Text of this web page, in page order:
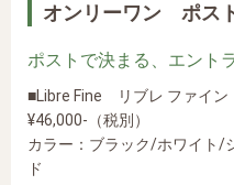
オンリーワン ポス
ポストで決まる、エント
■Libre Fine リブレ ファイン
¥46,000-（税別）
カラー：ブラック/ホワイト/
ド